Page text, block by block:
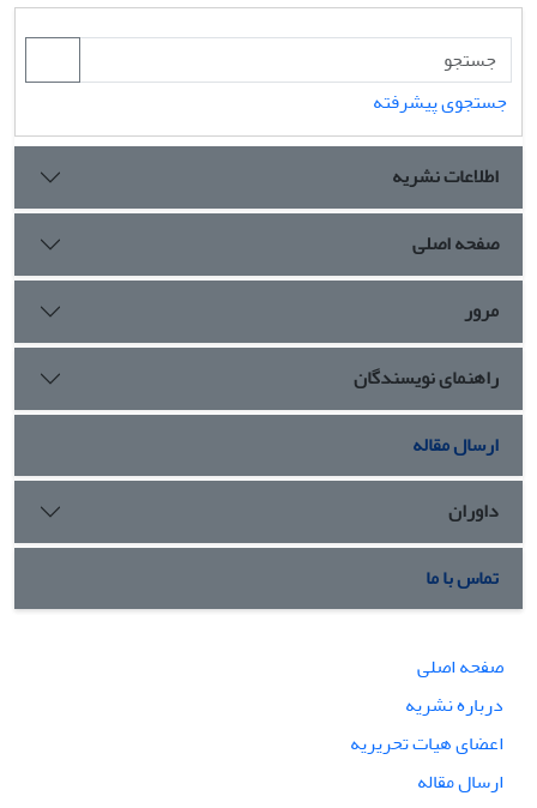
جستجوی پیشرفته
اطلاعات نشریه
صفحه اصلی
مرور
راهنمای نویسندگان
ارسال مقاله
داوران
تماس با ما
صفحه اصلی
درباره نشریه
اعضای هیات تحریریه
ارسال مقاله